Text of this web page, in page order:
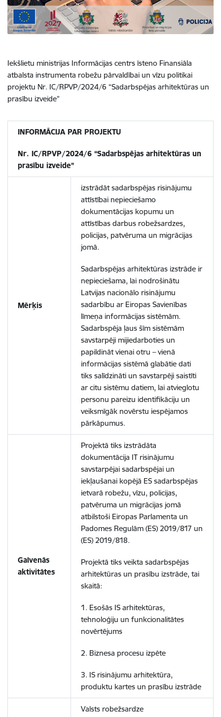
Iekšlietu ministrijas Informācijas centrs īsteno Finansiāla
atbalsta instrumenta robežu pārvaldībai un vīzu politikai
projektu Nr. IC/RPVP/2024/6 “Sadarbspējas arhitektūras un
prasību izveide”
INFORMĀCIJA PAR PROJEKTU
Nr. IC/RPVP/2024/6 “Sadarbspējas arhitektūras un
prasību izveide”
Mērķis
izstrādāt sadarbspējas risinājumu
attīstībai nepieciešamo
dokumentācijas kopumu un
attīstības darbus robežsardzes,
policijas, patvēruma un migrācijas
jomā.
Sadarbspējas arhitektūras izstrāde ir
nepieciešama, lai nodrošinātu
Latvijas nacionālo risinājumu
sadarbību ar Eiropas Savienības
līmeņa informācijas sistēmām.
Sadarbspēja ļaus šīm sistēmām
savstarpēji mijiedarboties un
papildināt vienai otru – vienā
informācijas sistēmā glabātie dati
tiks salīdzināti un savstarpēji saistīti
ar citu sistēmu datiem, lai atvieglotu
personu pareizu identifikāciju un
veiksmīgāk novērstu iespējamos
pārkāpumus.
Galvenās
aktivitātes
Projektā tiks izstrādāta
dokumentācija IT risinājumu
savstarpējai sadarbspējai un
iekļaušanai kopējā ES sadarbspējas
ietvarā robežu, vīzu, policijas,
patvēruma un migrācijas jomā
atbilstoši Eiropas Parlamenta un
Padomes Regulām (ES) 2019/817 un
(ES) 2019/818.
Projektā tiks veikta sadarbspējas
arhitektūras un prasību izstrāde, tai
skaitā:
1. Esošās IS arhitektūras,
tehnoloģiju un funkcionalitātes
novērtējums
2. Biznesa procesu izpēte
3. IS risinājumu arhitektūra,
produktu kartes un prasību izstrāde
Valsts robežsardze